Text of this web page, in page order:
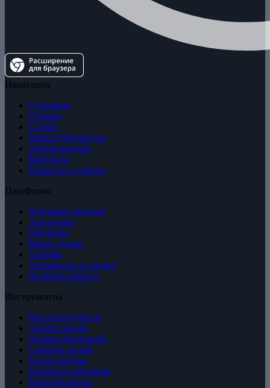
Навигация
О проекте
Отзывы
Статьи
ИнвестДайджесты
Энциклопедия
Контакты
Вопросы и ответы
Платформа
Торговые сигналы
Аналитика
Обучение
Наши сделки
Тарифы
Лояльность и скидки
Личный кабинет
Инструменты
Все инструменты
Анализ акций
Анализ облигаций
Скринер акций
Калькуляторы
Позиции трейдеров
Криптовалюты